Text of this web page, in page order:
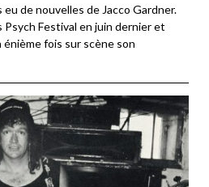
eu de nouvelles de Jacco Gardner.
Festival en juin dernier et
énième fois sur scène son